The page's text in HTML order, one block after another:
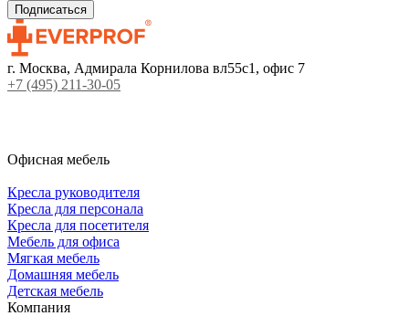
г. Москва, Адмирала Корнилова вл55с1, офис 7
+7 (495) 211-30-05
Офисная мебель
Кресла руководителя
Кресла для персонала
Кресла для посетителя
Мебель для офиса
Мягкая мебель
Домашняя мебель
Детская мебель
Компания